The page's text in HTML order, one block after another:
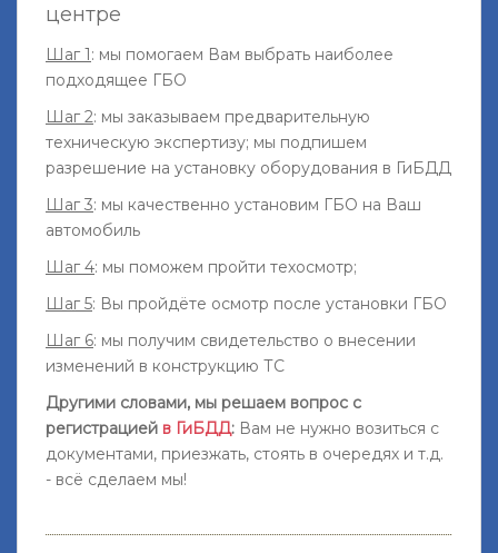
центре
Шаг 1: мы помогаем Вам выбрать наиболее
подходящее ГБО
Шаг 2: мы заказываем предварительную
техническую экспертизу; мы подпишем
разрешение на установку оборудования в ГиБДД
Шаг 3: мы качественно установим ГБО на Ваш
автомобиль
Шаг 4: мы поможем пройти техосмотр;
Шаг 5: Вы пройдёте осмотр после установки ГБО
Шаг 6: мы получим свидетельство о внесении
изменений в конструкцию ТС
Другими словами, мы решаем вопрос с
регистрацией в ГиБДД: Вам не нужно возиться с
документами, приезжать, стоять в очередях и т.д.
- всё сделаем мы!